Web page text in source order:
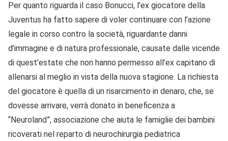
Per quanto riguarda il caso Bonucci, l’ex giocatore della
Juventus ha fatto sapere di voler continuare con l’azione
legale in corso contro la società, riguardante danni
d’immagine e di natura professionale, causate dalle vicende
di quest’estate che non hanno permesso all’ex capitano di
allenarsi al meglio in vista della nuova stagione. La richiesta
del giocatore è quella di un risarcimento in denaro, che, se
dovesse arrivare, verrà donato in beneficenza a
“Neuroland”, associazione che aiuta le famiglie dei bambini
ricoverati nel reparto di neurochirurgia pediatrica